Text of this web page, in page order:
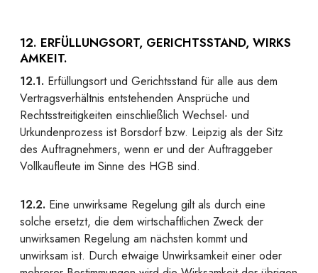
12. ERFÜLLUNGSORT, GERICHTSSTAND, WIRKS
AMKEIT.
12.1. Erfüllungsort und Gerichtsstand für alle aus dem
Vertragsverhältnis entstehenden Ansprüche und
Rechtsstreitigkeiten einschließlich Wechsel- und
Urkundenprozess ist Borsdorf bzw. Leipzig als der Sitz
des Auftragnehmers, wenn er und der Auftraggeber
Vollkaufleute im Sinne des HGB sind.
12.2. Eine unwirksame Regelung gilt als durch eine
solche ersetzt, die dem wirtschaftlichen Zweck der
unwirksamen Regelung am nächsten kommt und
unwirksam ist. Durch etwaige Unwirksamkeit einer oder